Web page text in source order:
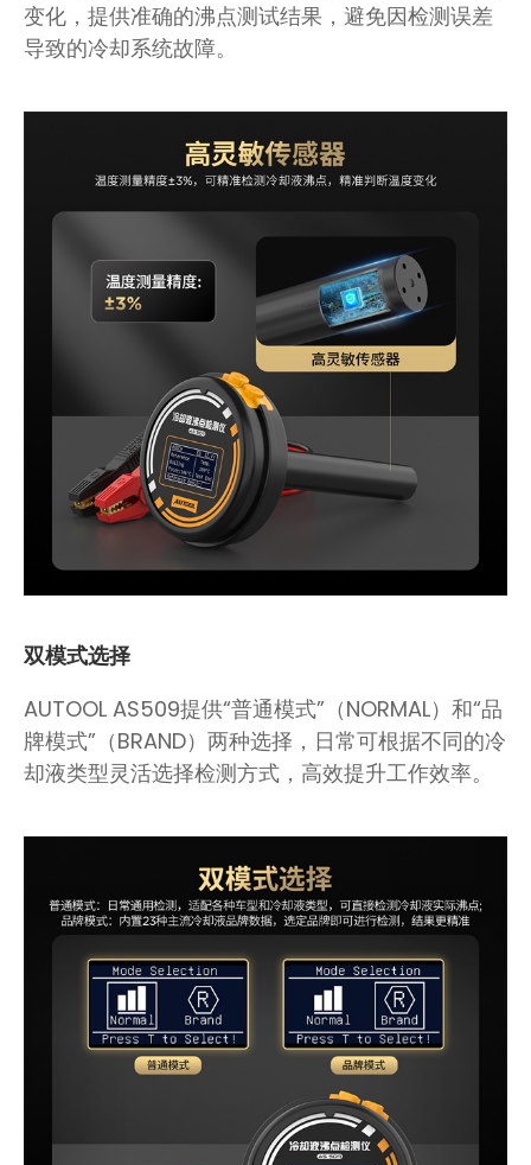
变化，提供准确的沸点测试结果，避免因检测误差
导致的冷却系统故障。
双模式选择
AUTOOL AS509提供“普通模式”（NORMAL）和“品
牌模式”（BRAND）两种选择，日常可根据不同的冷
却液类型灵活选择检测方式，高效提升工作效率。